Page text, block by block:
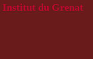
Institut du Grenat